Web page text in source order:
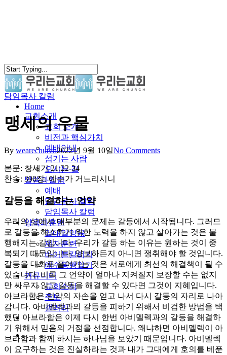
search
Menu
Home
교회소개
교회 소개
비전과 핵심가치
예배안내
섬기는 사람
오시는 길
말씀과칼럼
예배
담임목사 칼럼
담임목사 칼럼
양육과훈련
일대일양육
제자훈련
바이블칼리지
예수동행일기
커뮤니티
교회소식
주보
갤러리
youtube
soundcloud
search
담임목사 칼럼
맹세의 우물
By wearechurch2022년 9월 10일No Comments
본문: 창세기 21:22-34
찬송: 390장. 예수가 거느리시니
갈등을 해결하는 언약
우리의 삶에서 대부분의 문제는 갈등에서 시작됩니다. 그러므
로 갈등을 해소하기 위한 노력을 하지 않고 살아가는 것은 불
행해지는 길입니다. 우리가 갈등 하는 이유는 원하는 것이 중
복되기 때문입니다. 양보하든지 아니면 쟁취해야 할 것입니다.
갈등을 대화로 풀어가는 것은 서로에게 최선의 해결책이 될 수
있습니다. 비록 그 언약이 얼마나 지켜질지 보장할 수는 없지
만 싸우지 않고 갈등을 해결할 수 있다면 그것이 지혜입니다.
아브라함은 언약의 자손을 얻고 나서 다시 갈등의 자리로 나아
갑니다. 아비멜렉과의 갈등을 피하기 위해서 비겁한 방법을 택
했던 아브라함은 이제 다시 한번 아비멜렉과의 갈등을 해결하
기 위해서 믿음의 거점을 선점합니다. 왜냐하면 아비멜렉이 아
브라함과 함께 하시는 하나님을 보았기 때문입니다. 아비멜렉
이 요구하는 것은 진실하라는 것과 내가 그대에게 호의를 베푼